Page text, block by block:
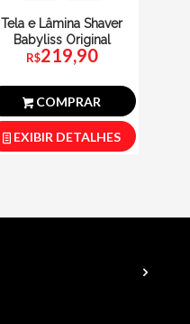
Tela e Lâmina Shaver
Babyliss Original
R$219,90
COMPRAR
EXIBIR DETALHES